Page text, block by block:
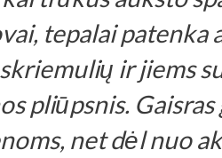
tepalai patenka
ir jiems
pliūpsnis.
net dėl ​​nuo